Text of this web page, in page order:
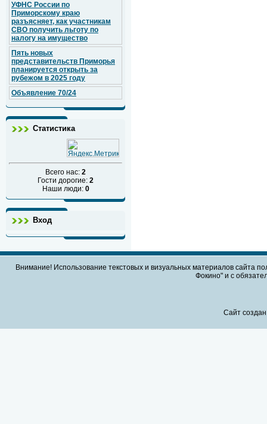
УФНС России по
Приморскому краю
разъясняет, как участникам
СВО получить льготу по
налогу на имущество
Пять новых
представительств Приморья
планируется открыть за
рубежом в 2025 году
Объявление 70/24
Статистика
Всего нас: 2
Гости дорогие: 2
Наши люди: 0
Вход
Внимание! Использование текстовых и визуальных материалов сайта
Фокино" и с
Сайт